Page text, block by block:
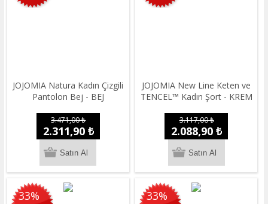
JOJOMIA Natura Kadın Çizgili
Pantolon Bej - BEJ
3.471,00 ₺
2.311,90 ₺
JOJOMIA New Line Keten ve
TENCEL™ Kadın Şort - KREM
3.117,00 ₺
2.088,90 ₺
33% 33%